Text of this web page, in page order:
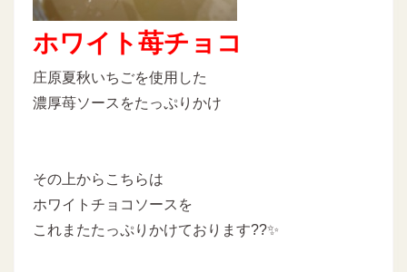
ホワイト苺チョコ
庄原夏秋いちごを使用した
濃厚苺ソースをたっぷりかけ
その上からこちらは
ホワイトチョコソースを
これまたたっぷりかけております??✨